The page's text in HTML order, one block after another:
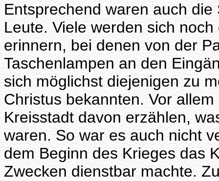
Entsprechend waren auch
Leute. Viele werden sich
erinnern, bei denen von der
Taschenlampen an den
sich möglichst diejenigen zu
Christus bekannten. Vor
Kreisstadt davon erzählen,
waren. So war es auch nicht
dem Beginn des Krieges das
Zwecken dienstbar machte.